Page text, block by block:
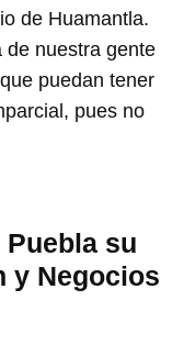
de Huamantla.
de nuestra gente
puedan tener
pues no
su
y Negocios